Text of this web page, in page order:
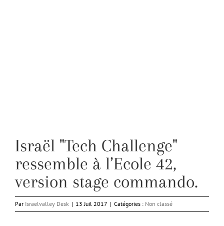
Israël "Tech Challenge"
ressemble à l’Ecole 42,
version stage commando.
Par Israelvalley Desk | 13 Juil 2017 | Catégories : Non classé